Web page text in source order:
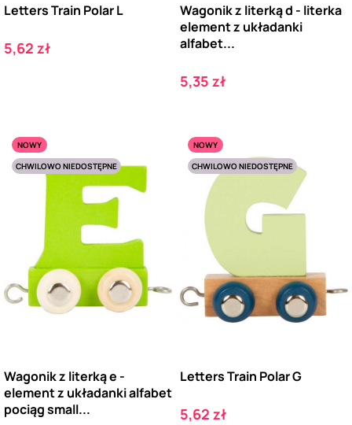
Letters Train Polar L
Cena
5,62 zł
Wagonik z literką d - literka
element z układanki
alfabet...
Cena
5,35 zł
NOWY
CHWILOWO NIEDOSTĘPNE
Wagonik z literką e -
element z układanki alfabet
pociąg small...
NOWY
CHWILOWO NIEDOSTĘPNE
Letters Train Polar G
Cena
5,62 zł